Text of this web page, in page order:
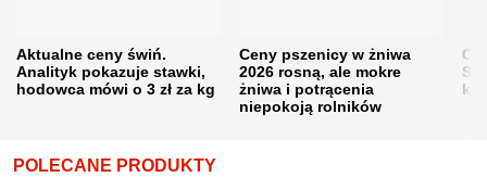
Aktualne ceny świń.
Analityk pokazuje stawki,
hodowca mówi o 3 zł za kg
Ceny pszenicy w żniwa
2026 rosną, ale mokre
żniwa i potrącenia
niepokoją rolników
POLECANE PRODUKTY